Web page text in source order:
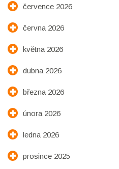
července 2026
června 2026
května 2026
dubna 2026
března 2026
února 2026
ledna 2026
prosince 2025